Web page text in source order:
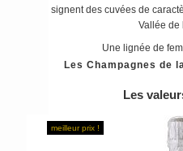
signent des cuvées de
Vallée de
Une lignée de
Les Champagnes de
Les
meilleur prix !